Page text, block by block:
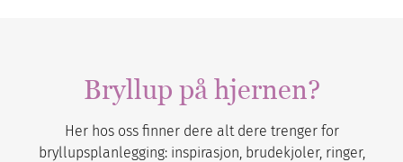
Bryllup på hjernen?
Her hos oss finner dere alt dere trenger for
bryllupsplanlegging: inspirasjon, brudekjoler, ringer,